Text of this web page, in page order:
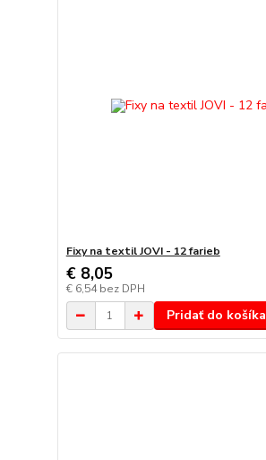
Fixy na textil JOVI - 12 farieb
€ 8,05
€ 6,54bez DPH
Pridať do košíka